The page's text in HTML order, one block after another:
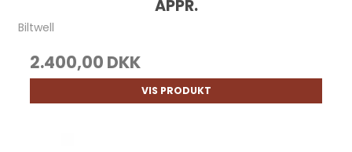
APPR.
Biltwell
2.400,00 DKK
VIS PRODUKT